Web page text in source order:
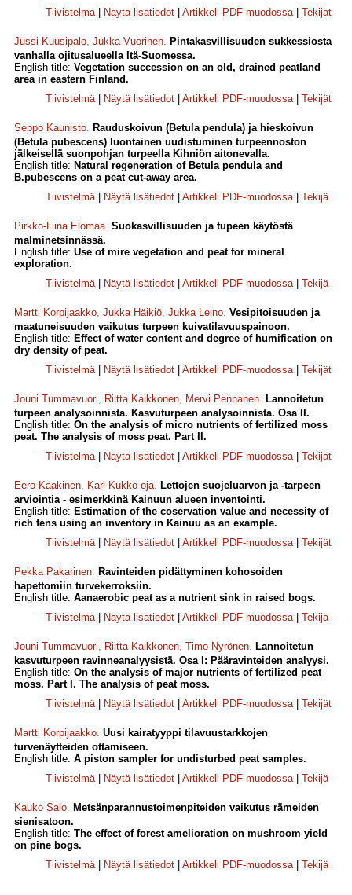
Tiivistelmä| Näytä lisätiedot Artikkeli PDF-muodossa| Tekijät
Jussi Kuusipalo, Jukka Vuorinen. Pintakasvillisuuden sukkessiosta
vanhalla ojitusalueella Itä-Suomessa.
English title: Vegetation succession on an old, drained peatland
area in eastern Finland.
Tiivistelmä| Näytä lisätiedot Artikkeli PDF-muodossa| Tekijät
Seppo Kaunisto. Rauduskoivun (Betula pendula) ja hieskoivun
(Betula pubescens) luontainen uudistuminen turpeennoston
jälkeisellä suonpohjan turpeella Kihniön aitonevalla.
English title: Natural regeneration of Betula pendula and
B.pubescens on a peat cut-away area.
Tiivistelmä| Näytä lisätiedot Artikkeli PDF-muodossa| Tekijä
Pirkko-Liina Elomaa. Suokasvillisuuden ja tupeen käytöstä
malminetsinnässä.
English title: Use of mire vegetation and peat for mineral
exploration.
Tiivistelmä| Näytä lisätiedot Artikkeli PDF-muodossa| Tekijä
Martti Korpijaakko, Jukka Häikiö, Jukka Leino. Vesipitoisuuden ja
maatuneisuuden vaikutus turpeen kuivatilavuuspainoon.
English title: Effect of water content and degree of humification on
dry density of peat.
Tiivistelmä| Näytä lisätiedot Artikkeli PDF-muodossa| Tekijät
Jouni Tummavuori, Riitta Kaikkonen, Mervi Pennanen. Lannoitetun
turpeen analysoinnista. Kasvuturpeen analysoinnista. Osa II.
English title: On the analysis of micro nutrients of fertilized moss
peat. The analysis of moss peat. Part II.
Tiivistelmä| Näytä lisätiedot Artikkeli PDF-muodossa| Tekijät
Eero Kaakinen, Kari Kukko-oja. Lettojen suojeluarvon ja -tarpeen
arviointia - esimerkkinä Kainuun alueen inventointi.
English title: Estimation of the coservation value and necessity of
rich fens using an inventory in Kainuu as an example.
Tiivistelmä| Näytä lisätiedot Artikkeli PDF-muodossa| Tekijät
Pekka Pakarinen. Ravinteiden pidättyminen kohosoiden
hapettomiin turvekerroksiin.
English title: Aanaerobic peat as a nutrient sink in raised bogs.
Tiivistelmä| Näytä lisätiedot Artikkeli PDF-muodossa| Tekijä
Jouni Tummavuori, Riitta Kaikkonen, Timo Nyrönen. Lannoitetun
kasvuturpeen ravinneanalyysistä. Osa I: Pääravinteiden analyysi.
English title: On the analysis of major nutrients of fertilized peat
moss. Part I. The analysis of peat moss.
Tiivistelmä| Näytä lisätiedot Artikkeli PDF-muodossa| Tekijät
Martti Korpijaakko. Uusi kairatyyppi tilavuustarkkojen
turvenäytteiden ottamiseen.
English title: A piston sampler for undisturbed peat samples.
Tiivistelmä| Näytä lisätiedot Artikkeli PDF-muodossa| Tekijä
Kauko Salo. Metsänparannustoimenpiteiden vaikutus rämeiden
sienisatoon.
English title: The effect of forest amelioration on mushroom yield
on pine bogs.
Tiivistelmä| Näytä lisätiedot Artikkeli PDF-muodossa| Tekijä